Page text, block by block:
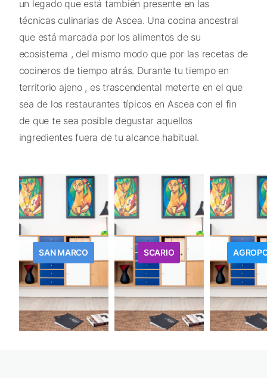
un legado que está también presente en las
técnicas culinarias de Ascea. Una cocina ancestral
que está marcada por los alimentos de su
ecosistema , del mismo modo que por las recetas de
cocineros de tiempo atrás. Durante tu tiempo en
territorio ajeno , es trascendental meterte en el que
sea de los restaurantes típicos en Ascea con el fin
de que te sea posible degustar aquellos
ingredientes fuera de tu alcance habitual.
SAN MARCO SCARIO